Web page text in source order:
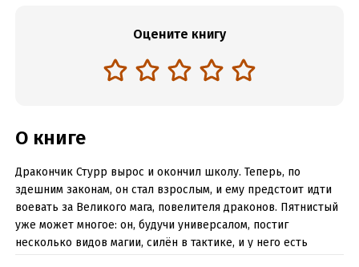
Оцените книгу
О книге
Дракончик Стурр вырос и окончил школу. Теперь, по
здешним законам, он стал взрослым, и ему предстоит идти
воевать за Великого мага, повелителя драконов. Пятнистый
уже может многое: он, будучи универсалом, постиг
несколько видов магии, силён в тактике, и у него есть